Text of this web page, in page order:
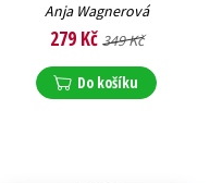
Anja Wagnerová
279 Kč 349 Kč
Do košíku